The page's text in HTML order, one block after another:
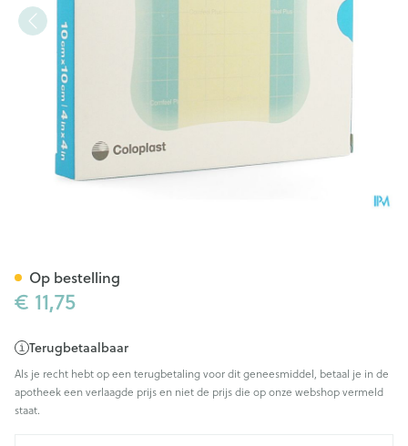
€ 11,75
Terugbetaalbaar
Als je recht hebt op een terugbetaling voor dit geneesmiddel, betaal je in de
apotheek een verlaagde prijs en niet de prijs die op onze webshop vermeld
staat.
Op bestelling